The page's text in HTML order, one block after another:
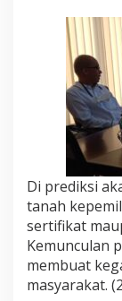
Di prediksi
tanah
sertifikat
Kemunculan
membuat
masyarakat.